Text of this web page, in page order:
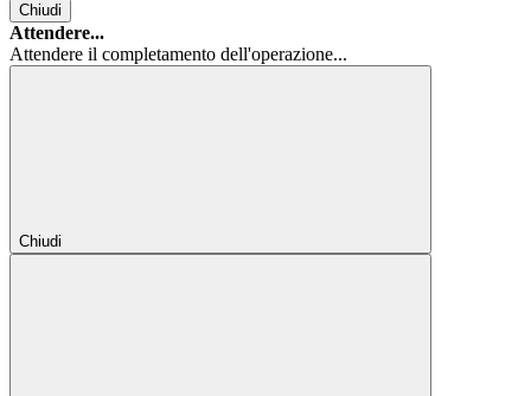
Chiudi
Attendere...
Attendere il completamento dell'operazione...
Chiudi